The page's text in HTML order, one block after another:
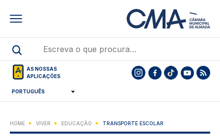
AS NOSSAS
APLICAÇÕES
HOME VIVER EDUCAÇÃO TRANSPORTE ESCOLAR